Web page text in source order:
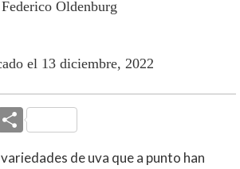
Federico Oldenburg
el 13 diciembre, 2022
C
o
de uva que a punto han